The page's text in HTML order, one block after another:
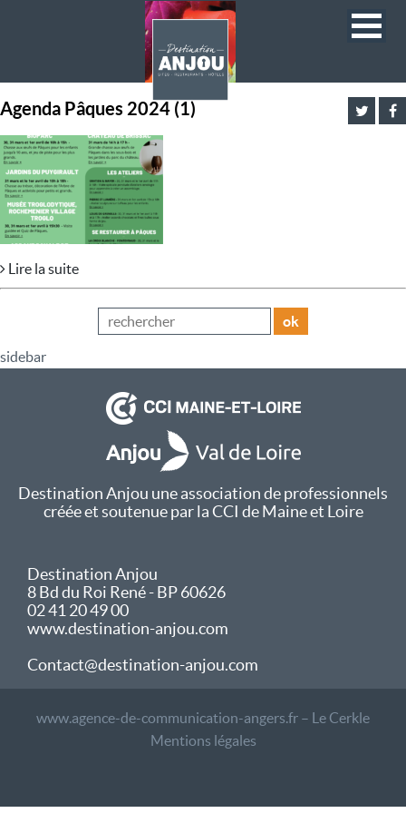
Agenda Pâques 2024 (1)
Lire la suite
ok
sidebar
Destination Anjou une association de professionnels
créée et soutenue par la CCI de Maine et Loire
Destination Anjou
8 Bd du Roi René - BP 60626
02 41 20 49 00
www.destination-anjou.com
Contact@destination-anjou.com
www.agence-de-communication-angers.fr – Le Cerkle
Mentions légales